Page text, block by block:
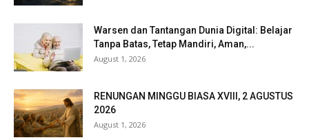
Warsen dan Tantangan Dunia Digital: Belajar
Tanpa Batas, Tetap Mandiri, Aman,...
August 1, 2026
RENUNGAN MINGGU BIASA XVIII, 2 AGUSTUS
2026
August 1, 2026